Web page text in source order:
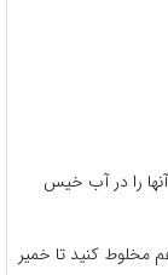
را در آب خیس
مخلوط کنید تا خمیر